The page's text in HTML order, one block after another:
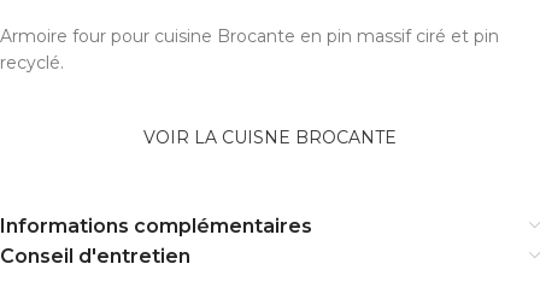
Armoire four pour cuisine Brocante en pin massif ciré et pin
recyclé.
VOIR LA CUISNE BROCANTE
Informations complémentaires
Conseil d'entretien